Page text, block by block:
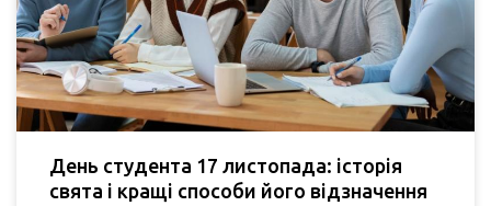
День студента 17 листопада: історія
свята і кращі способи його відзначення